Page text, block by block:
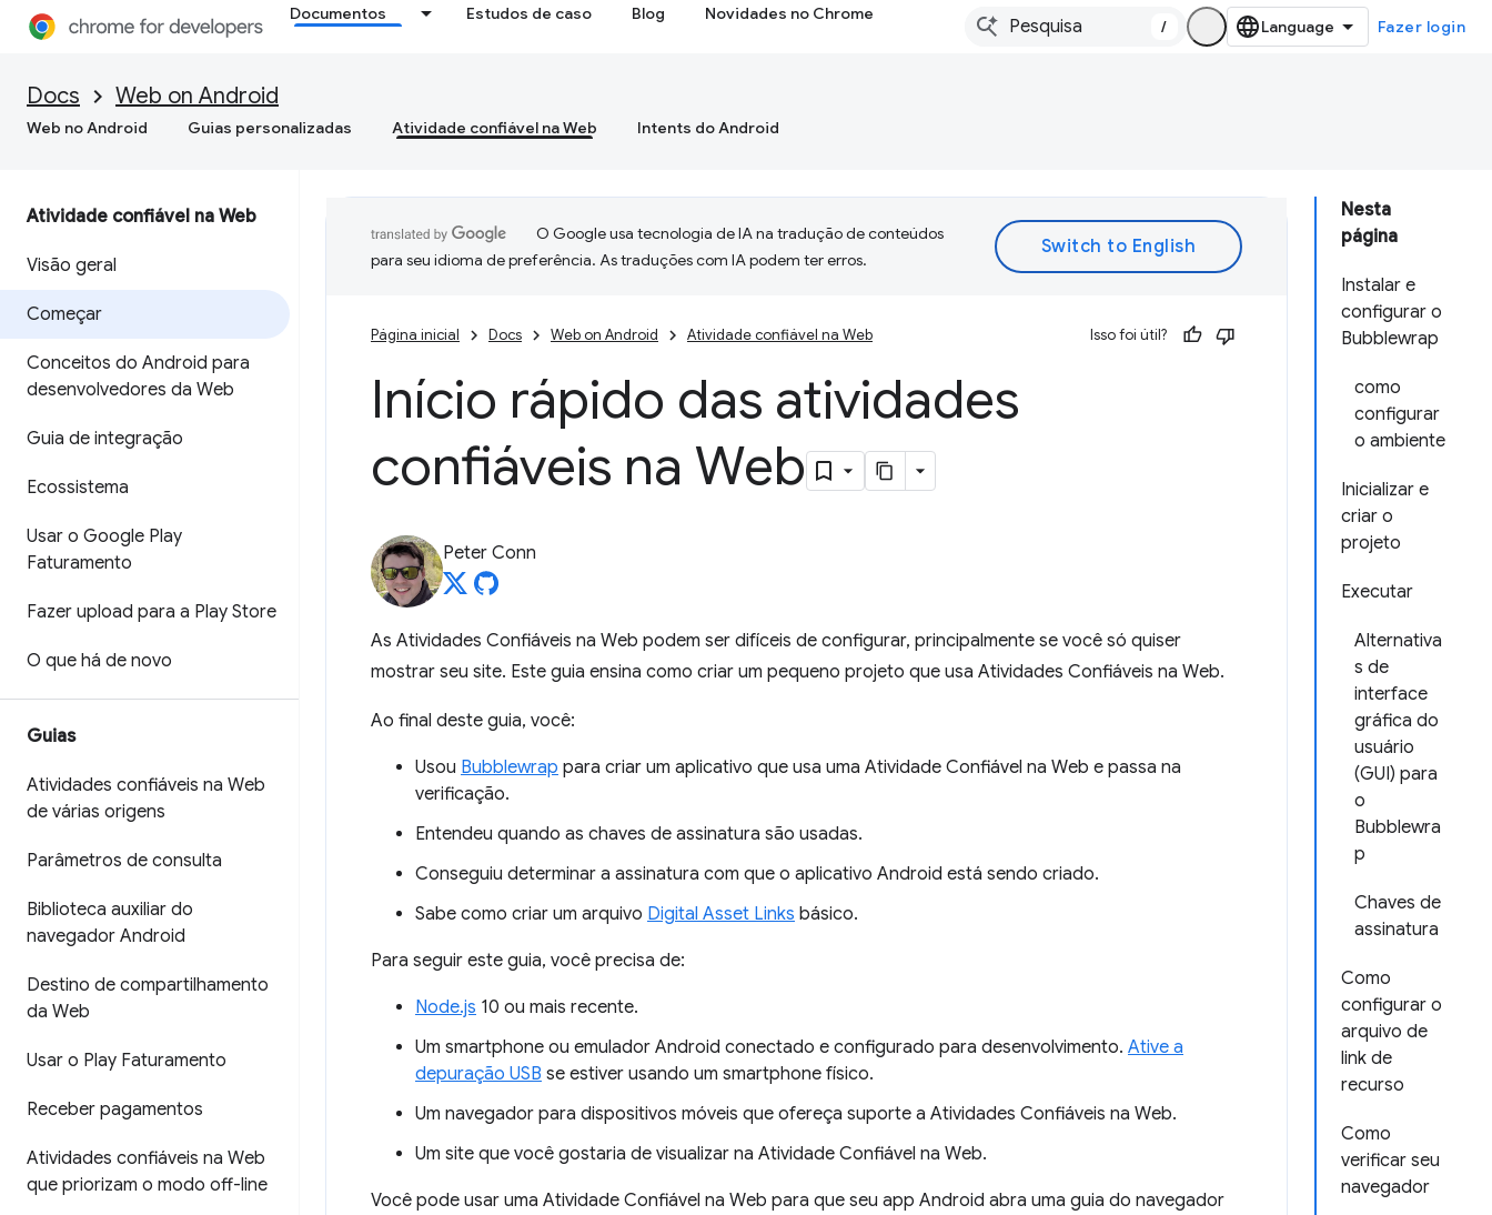
Documentos Estudos de caso Blog Novidades no Chrome
/ Fazer login
Docs Web on Android
Web no Android Guias personalizadas Atividade confiável na Web Intents do Android
Atividade confiável na Web
Visão geral
Começar
Conceitos do Android para
desenvolvedores da Web
Guia de integração
Ecossistema
Usar o Google Play
Faturamento
Fazer upload para a Play Store
O que há de novo
Guias
Atividades confiáveis na Web
de várias origens
Parâmetros de consulta
Biblioteca auxiliar do
navegador Android
Destino de compartilhamento
da Web
Usar o Play Faturamento
Receber pagamentos
Atividades confiáveis na Web
que priorizam o modo off-line
Nesta
página
Instalar e
configurar o
Bubblewrap
como
configurar
o ambiente
Inicializar e
criar o
projeto
Executar
Alternativa
s de
interface
gráfica do
usuário
(GUI) para
o
Bubblewra
p
Chaves de
assinatura
Como
configurar o
arquivo de
link de
recurso
Como
verificar seu
navegador
O Google usa tecnologia de IA na tradução de conteúdos
para seu idioma de preferência. As traduções com IA podem ter erros.
Página inicial Docs Web on Android Atividade confiável na Web Isso foi útil?
Início rápido das atividades
confiáveis na Web
Peter Conn
As Atividades Confiáveis na Web podem ser difíceis de configurar, principalmente se você só quiser
mostrar seu site. Este guia ensina como criar um pequeno projeto que usa Atividades Confiáveis na Web.
Ao final deste guia, você:
Usou Bubblewrap para criar um aplicativo que usa uma Atividade Confiável na Web e passa na
verificação.
Entendeu quando as chaves de assinatura são usadas.
Conseguiu determinar a assinatura com que o aplicativo Android está sendo criado.
Sabe como criar um arquivo Digital Asset Links básico.
Para seguir este guia, você precisa de:
Node.js 10 ou mais recente.
Um smartphone ou emulador Android conectado e configurado para desenvolvimento. Ative a
depuração USB se estiver usando um smartphone físico.
Um navegador para dispositivos móveis que ofereça suporte a Atividades Confiáveis na Web.
Um site que você gostaria de visualizar na Atividade Confiável na Web.
Você pode usar uma Atividade Confiável na Web para que seu app Android abra uma guia do navegador